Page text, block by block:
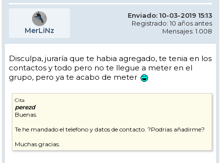
MerLiNz
Enviado: 10-03-2019 15:13
Registrado: 10 años antes
Mensajes: 1.008
Disculpa, juraría que te habia agregado, te tenia en los
contactos y todo pero no te llegue a meter en el
grupo, pero ya te acabo de meter
Cita
perezd
Buenas.
Te he mandado el telefono y datos de contacto. ?Podrias añadirme?
Muchas gracias.